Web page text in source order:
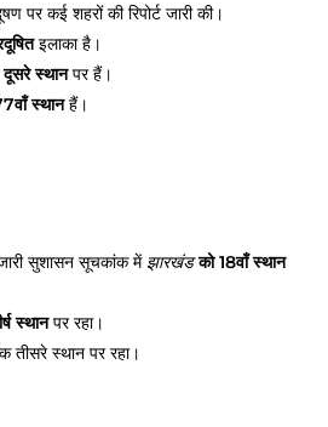
पर कई शहरों की रिपोर्ट जारी की।
इलाका है।
स्थानपर हैं।
स्थानहैं।
सुशासन सूचकांक में झारखंडको 18वाँ स्थान
स्थानपर रहा।
तीसरे स्थान पर रहा।